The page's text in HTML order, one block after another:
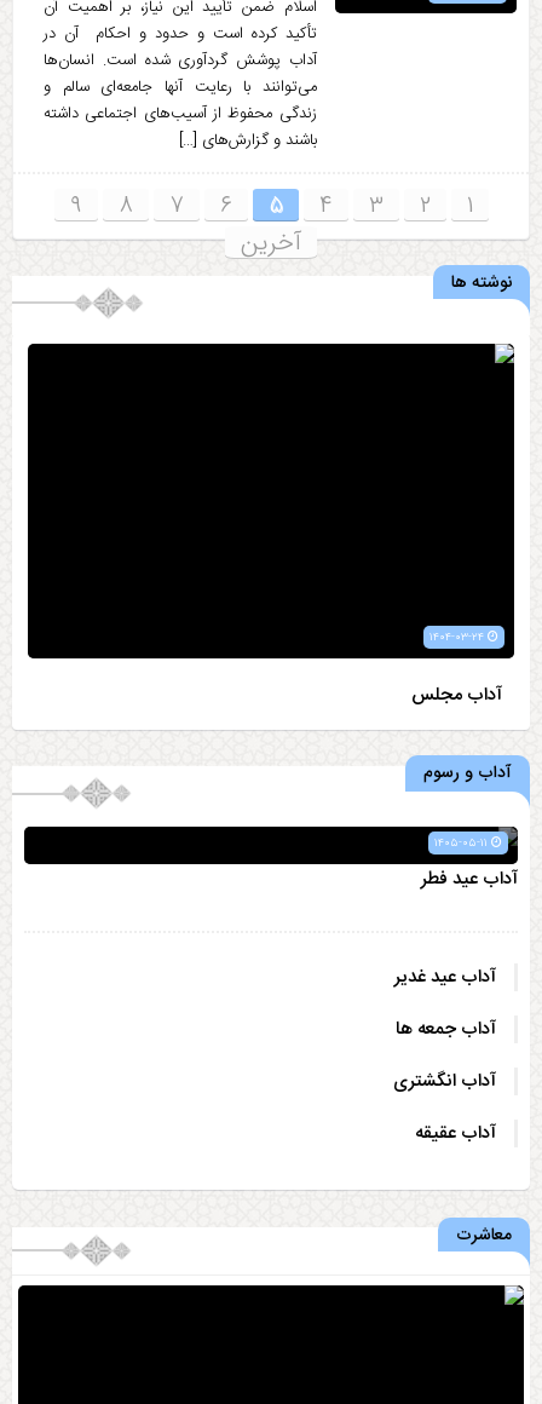
اسلام ضمن تأیید این نیاز، بر اهمیت آن
تأکید کرده است و حدود و احکام آن در
آداب پوشش گردآوری شده است. انسان‌ها
می‌توانند با رعایت آنها جامعه‌ای سالم و
زندگی محفوظ از آسیب‌های اجتماعی داشته
باشند و گزارش‌های […]
۱ ۲ ۳ ۴ ۵ ۶ ۷ ۸
۹
آخرین
نوشته ها
آداب مجلس
آداب و رسوم
آداب عید فطر
آداب عید غدیر
آداب جمعه ها
آداب انگشتری
آداب عقیقه
معاشرت